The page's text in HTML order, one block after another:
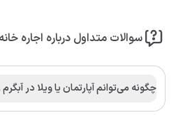
سوالات متداول درباره اجاره
چگونه می‌توانم آپارتمان یا ویلا در